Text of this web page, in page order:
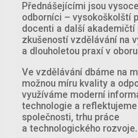
Přednášejícími jsou
odborníci – vysokoškolští
docenti a další akademičtí
zkušeností vzdělávání na
a dlouholetou praxí v
Ve vzdělávání dbáme na
možnou míru kvality a
využíváme moderní
technologie a
společnosti, trhu práce
a technologického rozvoje.